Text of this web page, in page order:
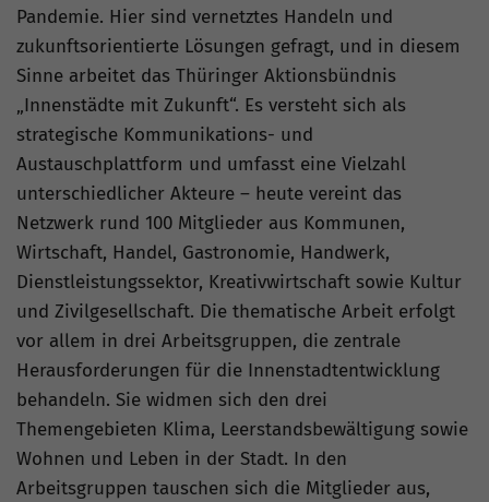
Pandemie. Hier sind vernetztes Handeln und
zukunftsorientierte Lösungen gefragt, und in diesem
Sinne arbeitet das Thüringer Aktionsbündnis
„Innenstädte mit Zukunft“. Es versteht sich als
strategische Kommunikations- und
Austauschplattform und umfasst eine Vielzahl
unterschiedlicher Akteure – heute vereint das
Netzwerk rund 100 Mitglieder aus Kommunen,
Wirtschaft, Handel, Gastronomie, Handwerk,
Dienstleistungssektor, Kreativwirtschaft sowie Kultur
und Zivilgesellschaft. Die thematische Arbeit erfolgt
vor allem in drei Arbeitsgruppen, die zentrale
Herausforderungen für die Innenstadtentwicklung
behandeln. Sie widmen sich den drei
Themengebieten Klima, Leerstandsbewältigung sowie
Wohnen und Leben in der Stadt. In den
Arbeitsgruppen tauschen sich die Mitglieder aus,